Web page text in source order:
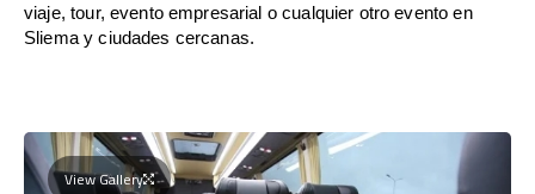
viaje, tour, evento empresarial o cualquier otro evento en
Sliema y ciudades cercanas.
View Gallery